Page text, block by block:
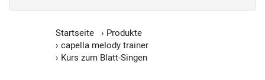
Startseite › Produkte
› capella melody trainer
› Kurs zum Blatt-Singen